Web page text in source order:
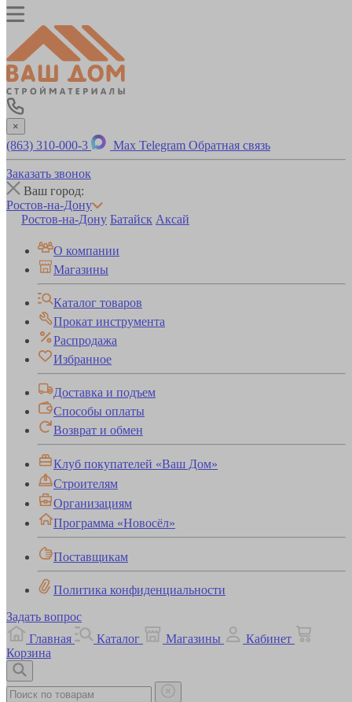
×
(863) 310-000-3 Max Telegram Обратная связь
Заказать звонок
Ваш город:
Ростов-на-Дону
Ростов-на-Дону Батайск Аксай
О компании
Магазины
Каталог товаров
Прокат инструмента
Распродажа
Избранное
Доставка и подъем
Способы оплаты
Возврат и обмен
Клуб покупателей «Ваш Дом»
Строителям
Организациям
Программа «Новосёл»
Поставщикам
Политика конфиденциальности
Задать вопрос
Главная
Каталог Магазины
Кабинет
Корзина